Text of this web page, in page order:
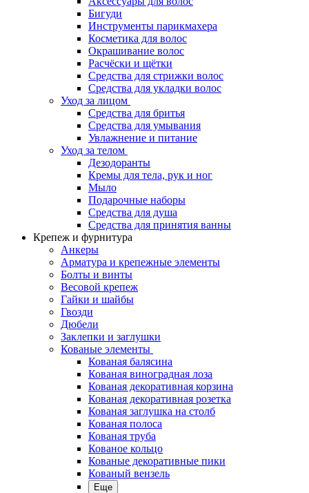
Бигуди
Инструменты парикмахера
Косметика для волос
Окрашивание волос
Расчёски и щётки
Средства для стрижки волос
Средства для укладки волос
Уход за лицом
Средства для бритья
Средства для умывания
Увлажнение и питание
Уход за телом
Дезодоранты
Кремы для тела, рук и ног
Мыло
Подарочные наборы
Средства для душа
Средства для принятия ванны
Крепеж и фурнитура
Анкеры
Арматура и крепежные элементы
Болты и винты
Весовой крепеж
Гайки и шайбы
Гвозди
Дюбели
Заклепки и заглушки
Кованые элементы
Кованая балясина
Кованая виноградная лоза
Кованая декоративная корзина
Кованая декоративная розетка
Кованая заглушка на столб
Кованая полоса
Кованая труба
Кованое кольцо
Кованые декоративные пики
Кованый вензель
Еще